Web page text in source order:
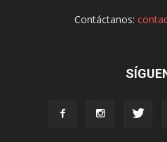
Contáctanos: